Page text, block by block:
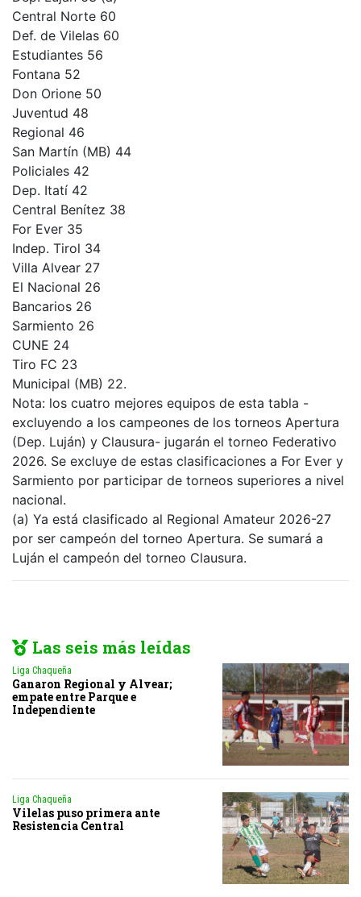
Central Norte 60
Def. de Vilelas 60
Estudiantes 56
Fontana 52
Don Orione 50
Juventud 48
Regional 46
San Martín (MB) 44
Policiales 42
Dep. Itatí 42
Central Benítez 38
For Ever 35
Indep. Tirol 34
Villa Alvear 27
El Nacional 26
Bancarios 26
Sarmiento 26
CUNE 24
Tiro FC 23
Municipal (MB) 22.
Nota: los cuatro mejores equipos de esta tabla -
excluyendo a los campeones de los torneos Apertura
(Dep. Luján) y Clausura- jugarán el torneo Federativo
2026. Se excluye de estas clasificaciones a For Ever y
Sarmiento por participar de torneos superiores a nivel
nacional.
(a) Ya está clasificado al Regional Amateur 2026-27
por ser campeón del torneo Apertura. Se sumará a
Luján el campeón del torneo Clausura.
Las seis más leídas
Liga Chaqueña
Ganaron Regional y Alvear;
empate entre Parque e
Independiente
Liga Chaqueña
Vilelas puso primera ante
Resistencia Central